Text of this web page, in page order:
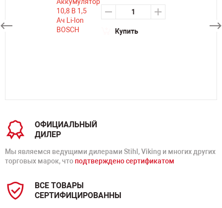
Купить
ОФИЦИАЛЬНЫЙ
ДИЛЕР
Мы являемся ведущими дилерами Stihl, Viking и многих других
торговых марок, что подтверждено сертификатом
ВСЕ ТОВАРЫ
СЕРТИФИЦИРОВАННЫ